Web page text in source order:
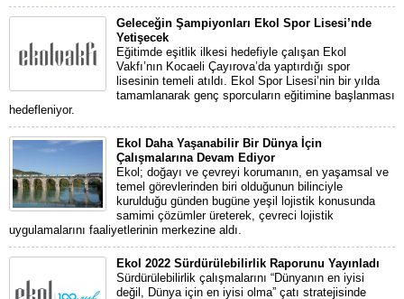
Geleceğin Şampiyonları Ekol Spor Lisesi’nde
Yetişecek
Eğitimde eşitlik ilkesi hedefiyle çalışan Ekol
Vakfı’nın Kocaeli Çayırova’da yaptırdığı spor
lisesinin temeli atıldı. Ekol Spor Lisesi’nin bir yılda
tamamlanarak genç sporcuların eğitimine başlanması
hedefleniyor.
Ekol Daha Yaşanabilir Bir Dünya İçin
Çalışmalarına Devam Ediyor
Ekol; doğayı ve çevreyi korumanın, en yaşamsal ve
temel görevlerinden biri olduğunun bilinciyle
kurulduğu günden bugüne yeşil lojistik konusunda
samimi çözümler üreterek, çevreci lojistik
uygulamalarını faaliyetlerinin merkezine aldı.
Ekol 2022 Sürdürülebilirlik Raporunu Yayınladı
Sürdürülebilirlik çalışmalarını “Dünyanın en iyisi
değil, Dünya için en iyisi olma” çatı stratejisinde